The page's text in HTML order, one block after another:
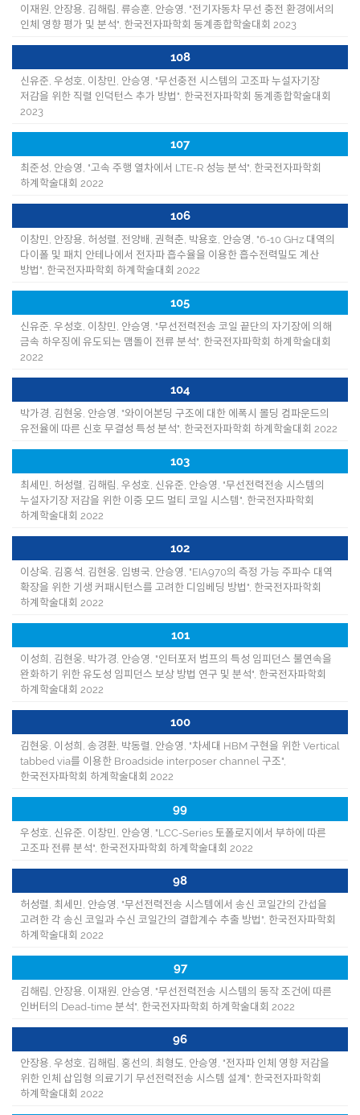
이재원, 안장용, 김해림, 류승훈, 안승영, "전기자동차 무선 충전 환경에서의
인체 영향 평가 및 분석", 한국전자파학회 동계종합학술대회 2023
108
신유준, 우성호, 이창민, 안승영, "무선충전 시스템의 고조파 누설자기장
저감을 위한 직렬 인덕턴스 추가 방법", 한국전자파학회 동계종합학술대회
2023
107
최준성, 안승영, "고속 주행 열차에서 LTE-R 성능 분석", 한국전자파학회
하계학술대회 2022
106
이창민, 안장용, 허성렬, 전양배, 권혁춘, 박용호, 안승영, "6-10 GHz 대역의
다이폴 및 패치 안테나에서 전자파 흡수율을 이용한 흡수전력밀도 계산
방법", 한국전자파학회 하계학술대회 2022
105
신유준, 우성호, 이창민, 안승영, "무선전력전송 코일 끝단의 자기장에 의해
금속 하우징에 유도되는 맴돌이 전류 분석", 한국전자파학회 하계학술대회
2022
104
박가경, 김현웅, 안승영, "와이어본딩 구조에 대한 에폭시 몰딩 컴파운드의
유전율에 따른 신호 무결성 특성 분석", 한국전자파학회 하계학술대회 2022
103
최세민, 허성렬, 김해림, 우성호, 신유준, 안승영, "무선전력전송 시스템의
누설자기장 저감을 위한 이중 모드 멀티 코일 시스템", 한국전자파학회
하계학술대회 2022
102
이상욱, 김홍석, 김현웅, 임병국, 안승영, "EIA970의 측정 가능 주파수 대역
확장을 위한 기생 커패시턴스를 고려한 디임베딩 방법", 한국전자파학회
하계학술대회 2022
101
이성희, 김현웅, 박가경, 안승영, "인터포저 범프의 특성 임피던스 불연속을
완화하기 위한 유도성 임피던스 보상 방법 연구 및 분석", 한국전자파학회
하계학술대회 2022
100
김현웅, 이성희, 송경환, 박동렬, 안승영, "차세대 HBM 구현을 위한 Vertical
tabbed via를 이용한 Broadside interposer channel 구조",
한국전자파학회 하계학술대회 2022
99
우성호, 신유준, 이창민, 안승영, "LCC-Series 토폴로지에서 부하에 따른
고조파 전류 분석", 한국전자파학회 하계학술대회 2022
98
허성렬, 최세민, 안승영, "무선전력전송 시스템에서 송신 코일간의 간섭을
고려한 각 송신 코일과 수신 코일간의 결합계수 추출 방법", 한국전자파학회
하계학술대회 2022
97
김해림, 안장용, 이재원, 안승영, "무선전력전송 시스템의 동작 조건에 따른
인버터의 Dead-time 분석", 한국전자파학회 하계학술대회 2022
96
안장용, 우성호, 김해림, 홍선의, 최형도, 안승영, "전자파 인체 영향 저감을
위한 인체 삽입형 의료기기 무선전력전송 시스템 설계", 한국전자파학회
하계학술대회 2022